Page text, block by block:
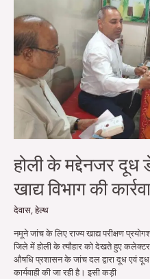
होली के मद्देनजर दूध
खाद्य विभाग की
देवास,हेल्थ
नमूने जांच के लिए राज्य खाद्य परीक्षण
जिले में होली के त्यौहार को देखते हुए कलेक्‍टर
औषधि प्रशासन के जांच दल द्वारा दूध एवं दूध
कार्यवाही की जा रही है। इसी कड़ी
खाद्य
विभाग
की
कार्रवाई